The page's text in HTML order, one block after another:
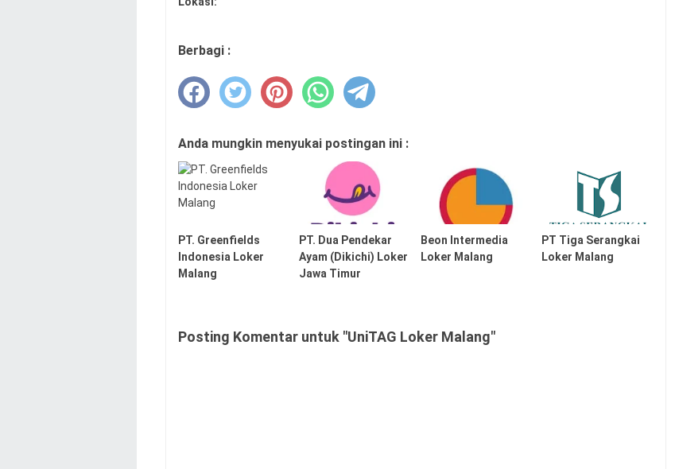
Berbagi :
Anda mungkin menyukai postingan ini :
PT. Greenfields
Indonesia Loker
Malang
PT. Dua Pendekar
Ayam (Dikichi) Loker
Jawa Timur
Beon Intermedia
Loker Malang
PT Tiga Serangkai
Loker Malang
Posting Komentar untuk "UniTAG Loker Malang"